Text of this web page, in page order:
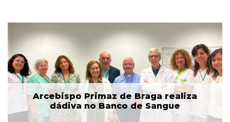
Arcebispo Primaz de Braga realiza
dádiva no Banco de Sangue